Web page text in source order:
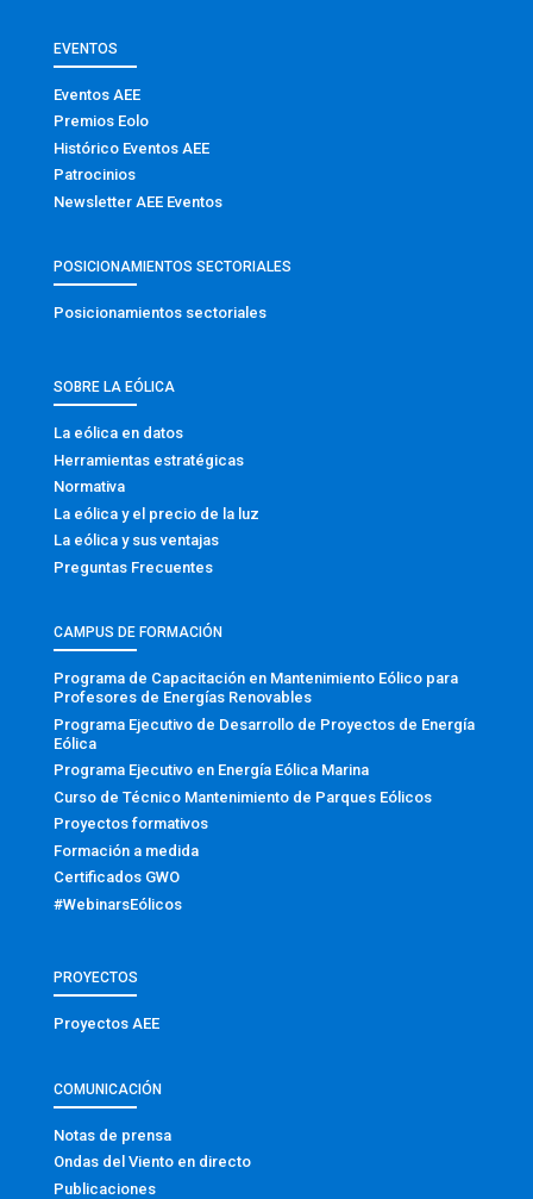
EVENTOS
Eventos AEE
Premios Eolo
Histórico Eventos AEE
Patrocinios
Newsletter AEE Eventos
POSICIONAMIENTOS SECTORIALES
Posicionamientos sectoriales
SOBRE LA EÓLICA
La eólica en datos
Herramientas estratégicas
Normativa
La eólica y el precio de la luz
La eólica y sus ventajas
Preguntas Frecuentes
CAMPUS DE FORMACIÓN
Programa de Capacitación en Mantenimiento Eólico para
Profesores de Energías Renovables
Programa Ejecutivo de Desarrollo de Proyectos de Energía
Eólica
Programa Ejecutivo en Energía Eólica Marina
Curso de Técnico Mantenimiento de Parques Eólicos
Proyectos formativos
Formación a medida
Certificados GWO
#WebinarsEólicos
PROYECTOS
Proyectos AEE
COMUNICACIÓN
Notas de prensa
Ondas del Viento en directo
Publicaciones